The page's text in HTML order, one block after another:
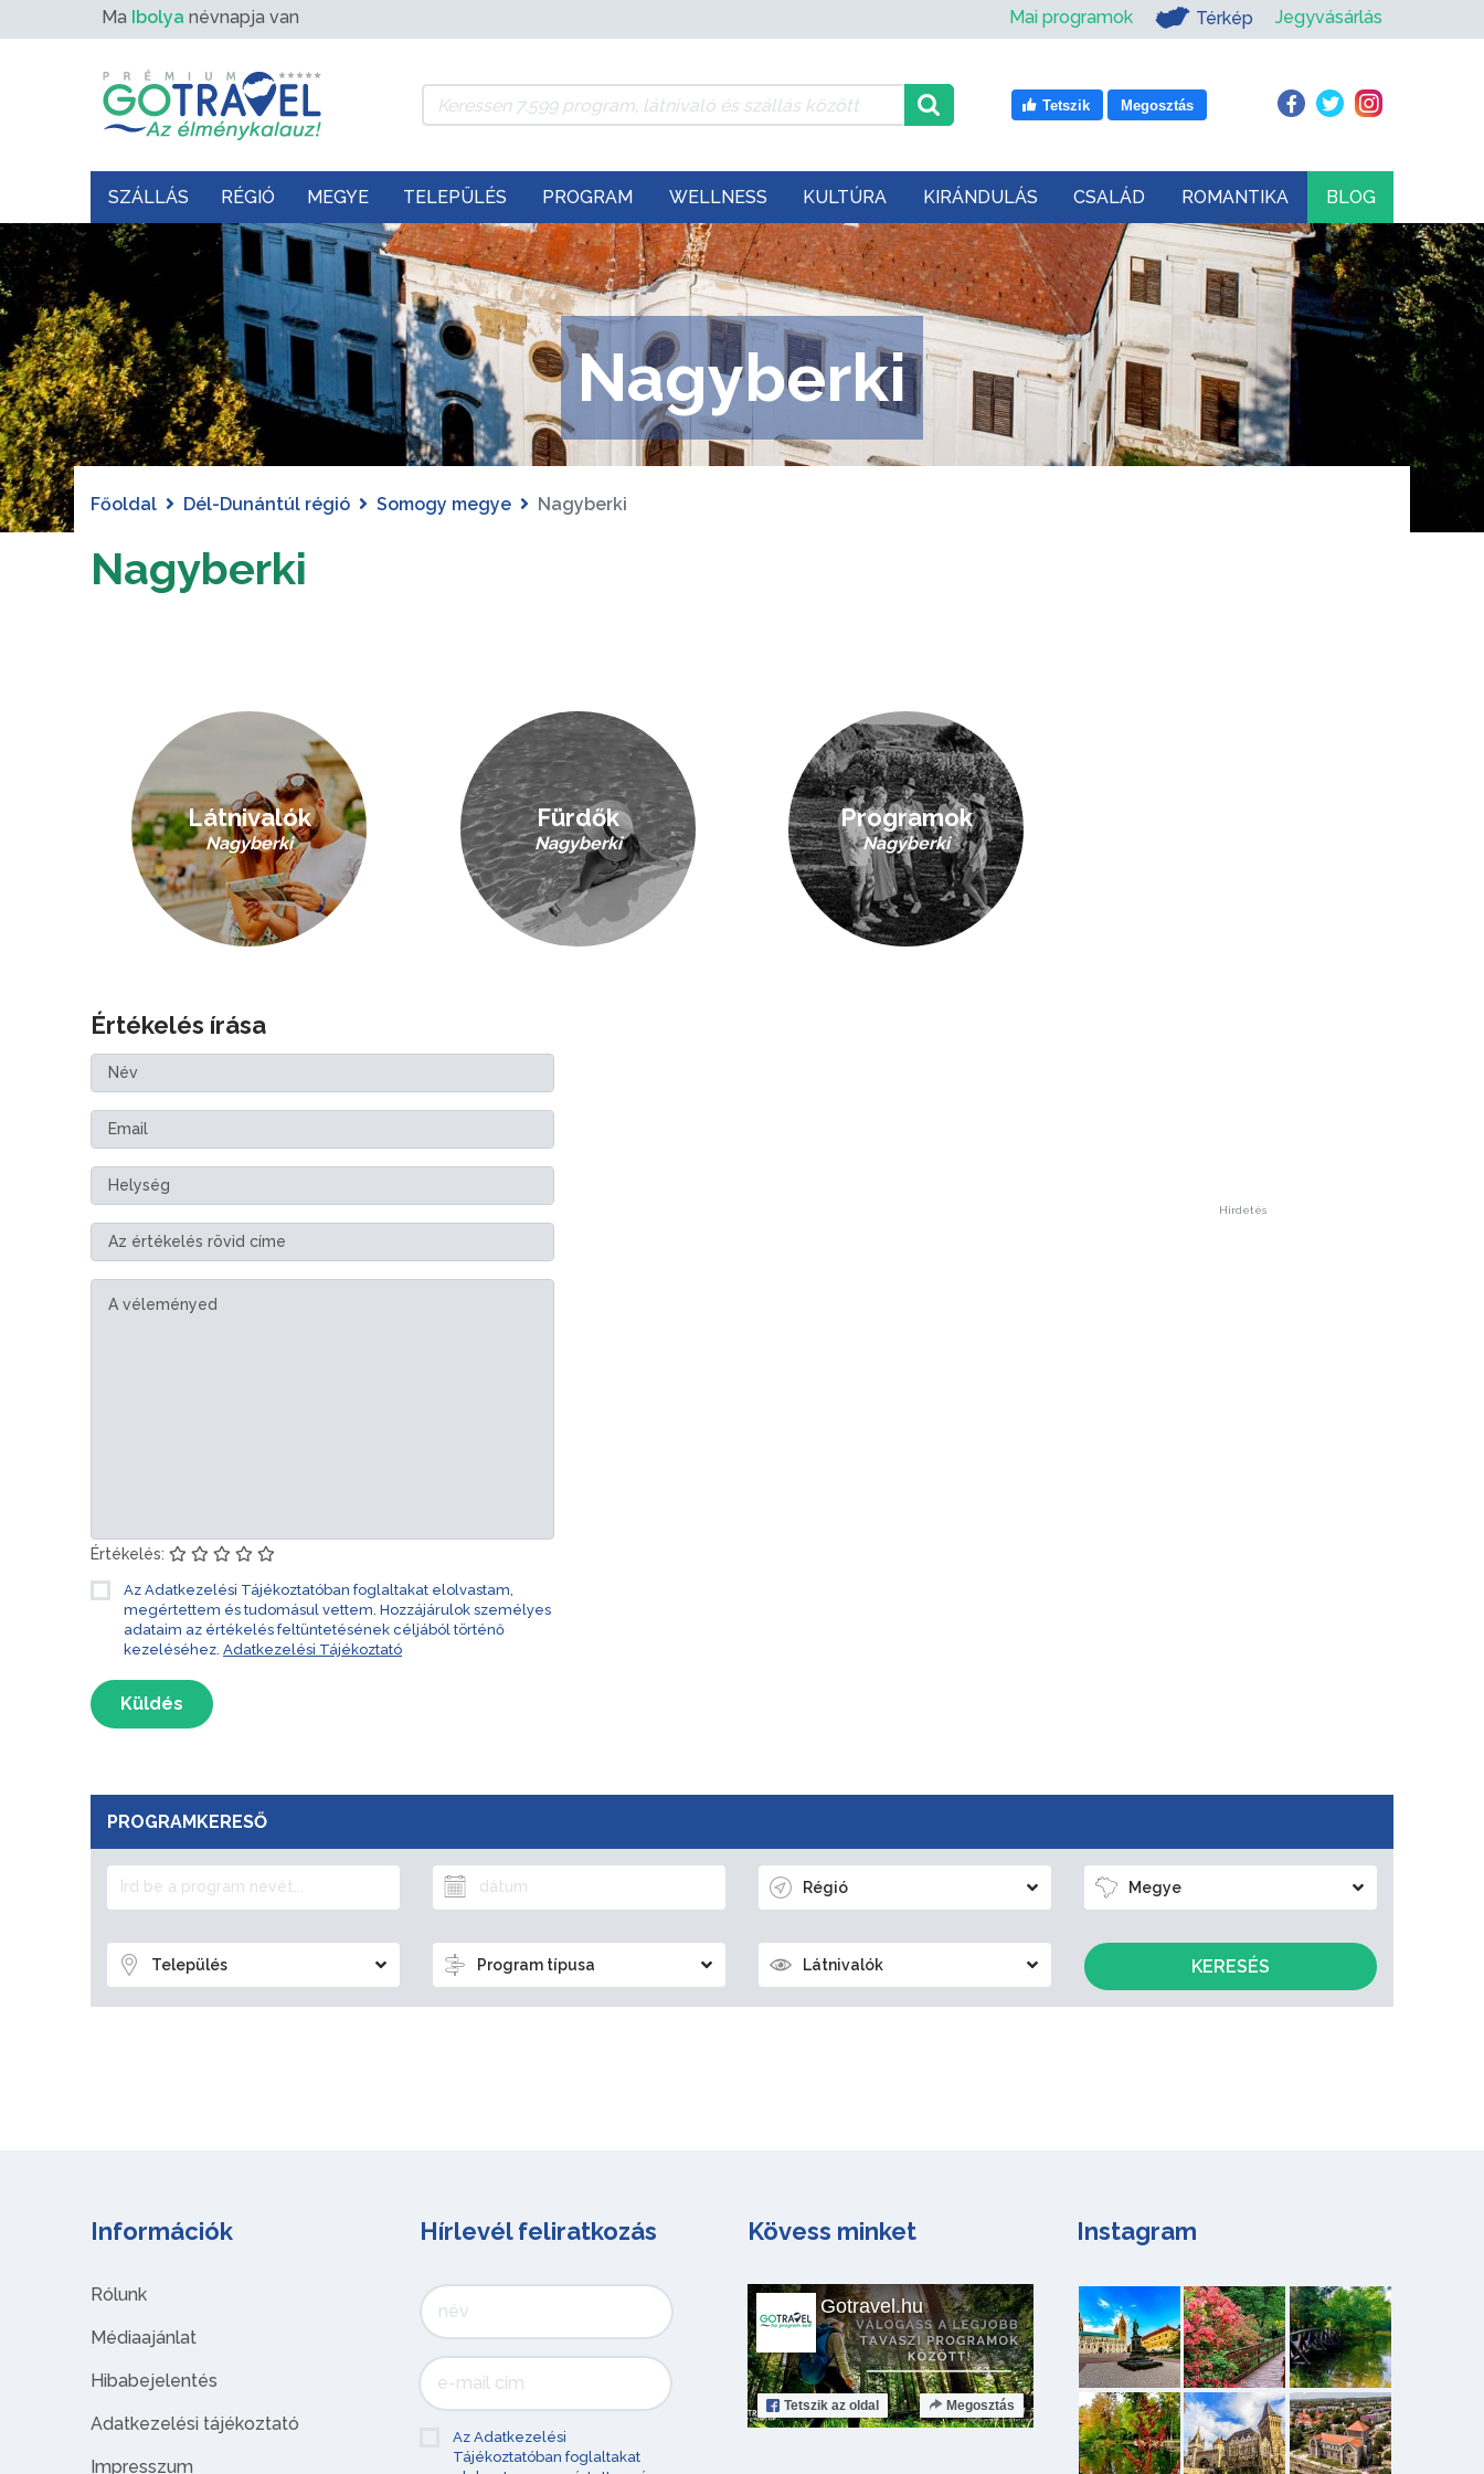
Ma Ibolya névnapja van Mai programok Térkép Jegyvásárlás
Tetszik Megosztás
SZÁLLÁS RÉGIÓ MEGYE TELEPÜLÉS PROGRAM WELLNESS KULTÚRA KIRÁNDULÁS CSALÁD ROMANTIKA BLOG
Nagyberki
Főoldal Dél-Dunántúl régió Somogy megye Nagyberki
Nagyberki
Látnivalók
Nagyberki
Fürdők
Nagyberki
Programok
Nagyberki
Értékelés írása
Értékelés:
Az Adatkezelési Tájékoztatóban foglaltakat elolvastam,
megértettem és tudomásul vettem. Hozzájárulok személyes
adataim az értékelés feltüntetésének céljából történő
kezeléséhez. Adatkezelési Tájékoztató
Küldés
Hirdetés
PROGRAMKERESŐ
Régió Megye
Település Program típusa Látnivalók KERESÉS
Információk
Rólunk
Médiaajánlat
Hibabejelentés
Adatkezelési tájékoztató
Impresszum
Hírlevél feliratkozás
Az Adatkezelési
Tájékoztatóban foglaltakat
Kövess minket
Gotravel.hu
Tetszik az oldal Megosztás
Instagram